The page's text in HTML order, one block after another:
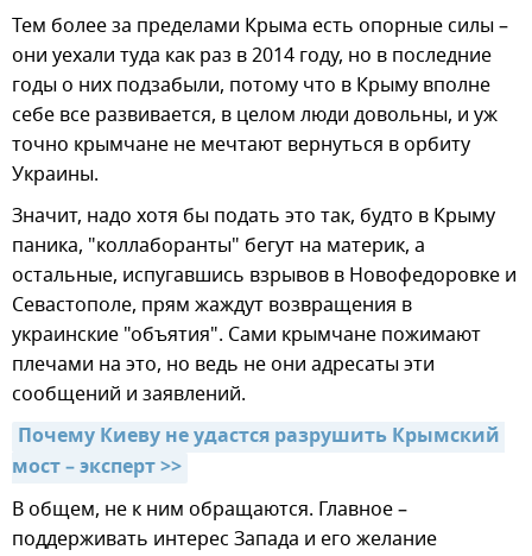
Тем более за пределами Крыма есть опорные силы –
они уехали туда как раз в 2014 году, но в последние
годы о них подзабыли, потому что в Крыму вполне
себе все развивается, в целом люди довольны, и уж
точно крымчане не мечтают вернуться в орбиту
Украины.
Значит, надо хотя бы подать это так, будто в Крыму
паника, "коллаборанты" бегут на материк, а
остальные, испугавшись взрывов в Новофедоровке и
Севастополе, прям жаждут возвращения в
украинские "объятия". Сами крымчане пожимают
плечами на это, но ведь не они адресаты эти
сообщений и заявлений.
Почему Киеву не удастся разрушить Крымский
мост – эксперт >>
В общем, не к ним обращаются. Главное –
поддерживать интерес Запада и его желание